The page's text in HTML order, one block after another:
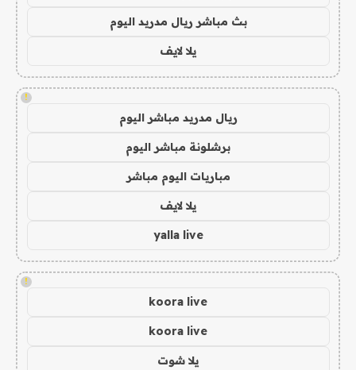
بث مباشر ريال مدريد اليوم
يلا لايف
!
ريال مدريد مباشر اليوم
برشلونة مباشر اليوم
مباريات اليوم مباشر
يلا لايف
yalla live
!
koora live
koora live
يلا شوت